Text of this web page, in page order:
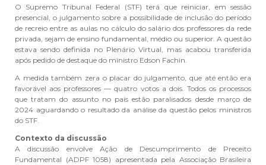
O Supremo Tribunal Federal (STF) terá que reiniciar, em sessão
presencial, o julgamento sobre a possibilidade de inclusão do período
de recreio entre as aulas no cálculo do salário dos professores da rede
privada, sejam de ensino fundamental, médio ou superior. A questão
estava sendo definida no Plenário Virtual, mas acabou transferida
após pedido de destaque do ministro Edson Fachin.
A medida também zera o placar do julgamento, que até então era
favorável aos professores — quatro votos a dois. Todos os processos
que tratam do assunto no país estão paralisados desde março de
2024 aguardando o resultado da análise da questão pelos ministros
do STF.
Contexto da discussão
A discussão envolve Ação de Descumprimento de Preceito
Fundamental (ADPF 1058) apresentada pela Associação Brasileira